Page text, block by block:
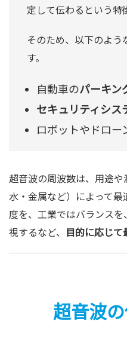
定して伝わるという特
そのため、以下のよう
す。
自動車のパーキン
セキュリティシス
ロボットやドロー
超音波の周波数は、用途や
水・金属など）によって
度を、工業ではバランス
視するなど、 目的に応じ
超音波